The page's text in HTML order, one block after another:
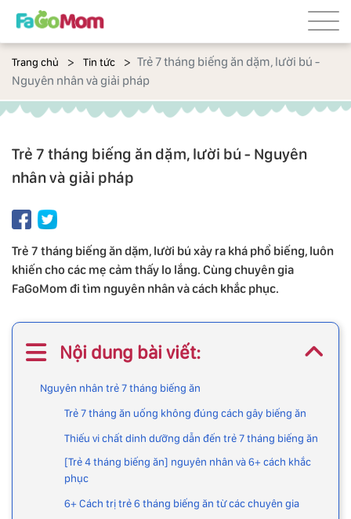
Trang chủ Tin tức
Trẻ 7 tháng biếng ăn dặm, lười bú -
Nguyên nhân và giải pháp
Trẻ 7 tháng biếng ăn dặm, lười bú - Nguyên
nhân và giải pháp
Trẻ 7 tháng biếng ăn dặm, lười bú xảy ra khá phổ biếng, luôn
khiến cho các mẹ cảm thấy lo lắng. Cùng chuyên gia
FaGoMom đi tìm nguyên nhân và cách khắc phục.
Nội dung bài viết:
Nguyên nhân trẻ 7 tháng biếng ăn
Trẻ 7 tháng ăn uống không đúng cách gây biếng ăn
Thiếu vi chất dinh dưỡng dẫn đến trẻ 7 tháng biếng ăn
[Trẻ 4 tháng biếng ăn] nguyên nhân và 6+ cách khắc
phục
6+ Cách trị trẻ 6 tháng biếng ăn từ các chuyên gia